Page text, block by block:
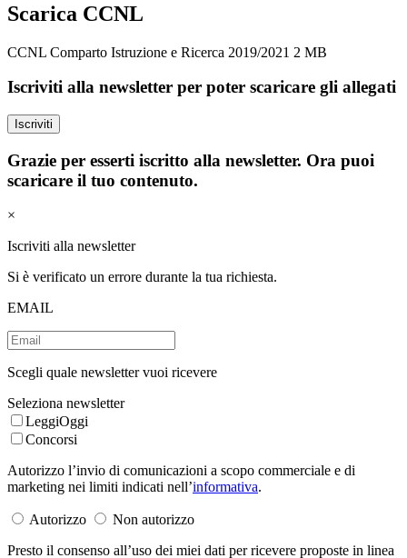
Scarica CCNL
CCNL Comparto Istruzione e Ricerca 2019/2021 2 MB
Iscriviti alla newsletter per poter scaricare gli allegati
Iscriviti
Grazie per esserti iscritto alla newsletter. Ora puoi
scaricare il tuo contenuto.
×
Iscriviti alla newsletter
Si è verificato un errore durante la tua richiesta.
EMAIL
Scegli quale newsletter vuoi ricevere
Seleziona newsletter
LeggiOggi
Concorsi
Autorizzo l’invio di comunicazioni a scopo commerciale e di
marketing nei limiti indicati nell’informativa.
Autorizzo
Non autorizzo
Presto il consenso all’uso dei miei dati per ricevere proposte in linea